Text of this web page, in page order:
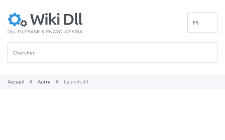
FR
Accueil Autre Launch.dll